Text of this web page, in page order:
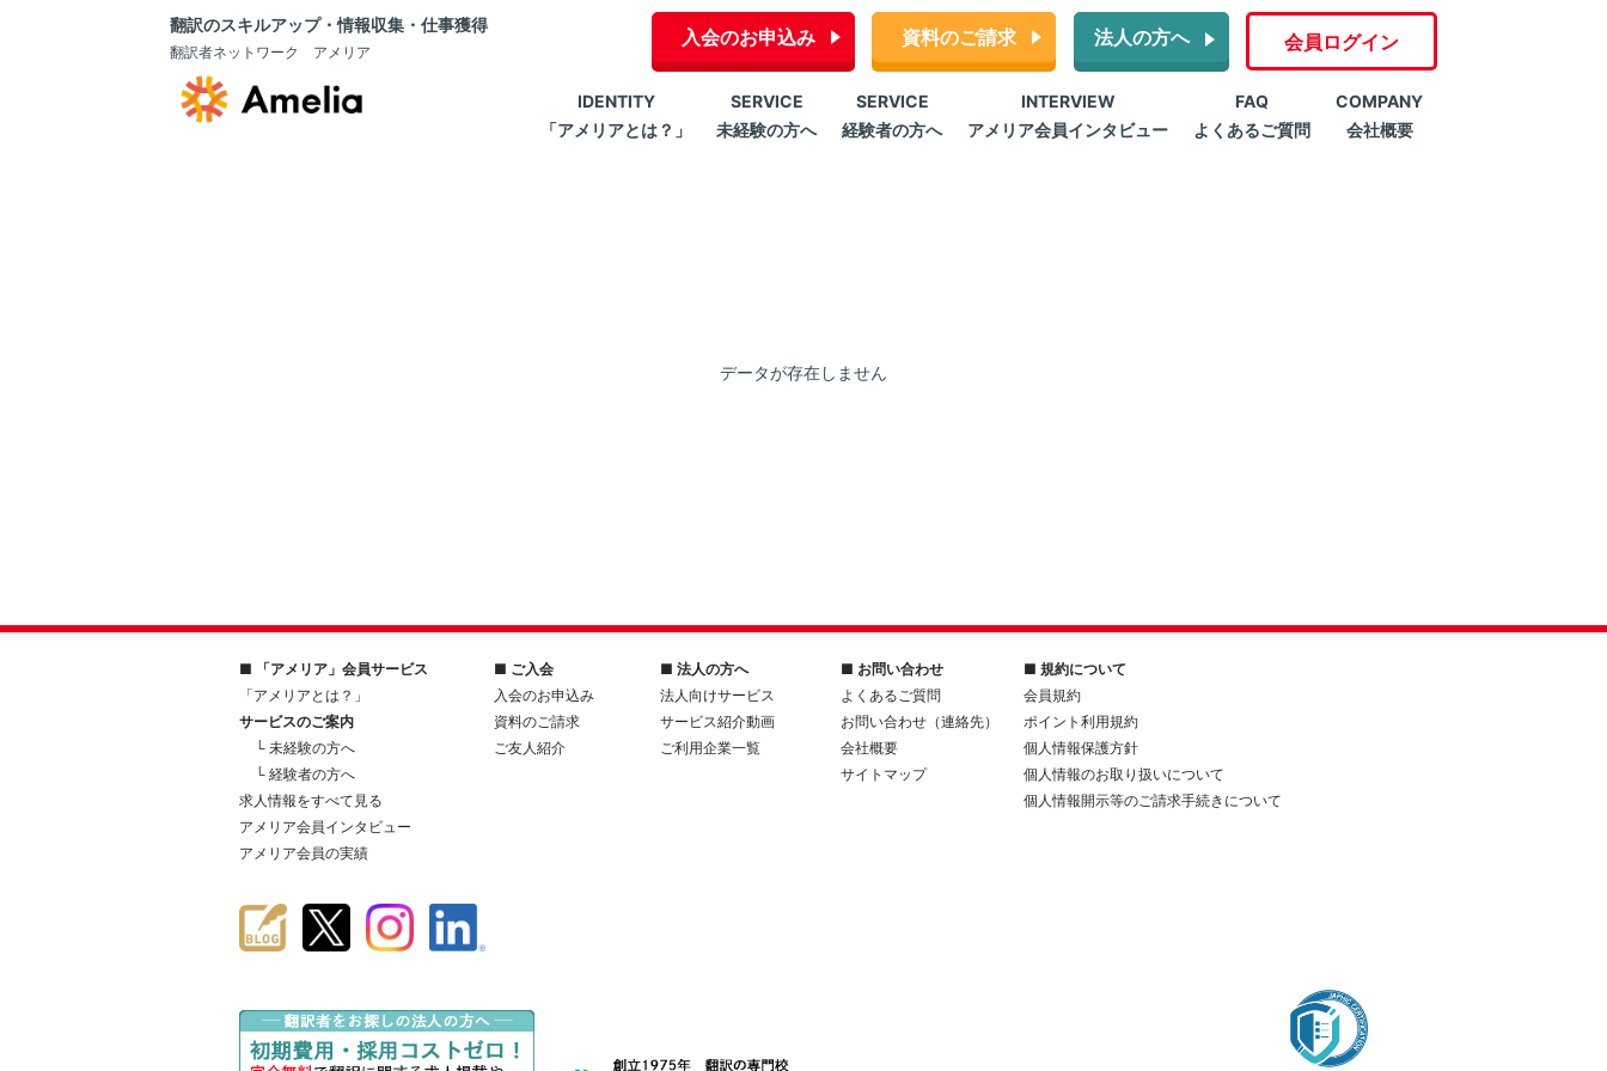
翻訳のスキルアップ・情報収集・仕事獲得
翻訳者ネットワーク アメリア
入会のお申込み 資料のご請求 法人の方へ 会員ログイン
IDENTITY
「アメリアとは？」
SERVICE
未経験の方へ
SERVICE
経験者の方へ
INTERVIEW
アメリア会員インタビュー
FAQ
よくあるご質問
COMPANY
会社概要
データが存在しません
■ 「アメリア」会員サービス
「アメリアとは？」
サービスのご案内
└ 未経験の方へ
└ 経験者の方へ
求人情報をすべて見る
アメリア会員インタビュー
アメリア会員の実績
■ ご入会
入会のお申込み
資料のご請求
ご友人紹介
■ 法人の方へ
法人向けサービス
サービス紹介動画
ご利用企業一覧
■ お問い合わせ
よくあるご質問
お問い合わせ（連絡先）
会社概要
サイトマップ
■ 規約について
会員規約
ポイント利用規約
個人情報保護方針
個人情報のお取り扱いについて
個人情報開示等のご請求手続きについて